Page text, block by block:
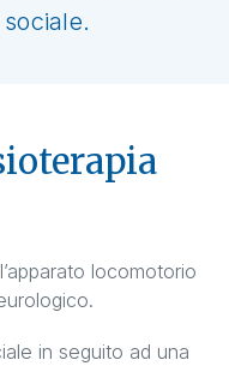
locomotorio
in seguito ad una